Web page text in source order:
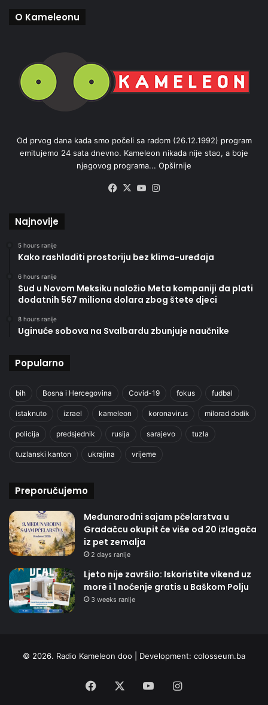
O Kameleonu
Od prvog dana kada smo počeli sa radom (26.12.1992) program
emitujemo 24 sata dnevno. Kameleon nikada nije stao, a boje
njegovog programa... Opširnije
Facebook
X YouTube
Najnovije
5 hours ranije
Kako rashladiti prostoriju bez klima-uređaja
6 hours ranije
Sud u Novom Meksiku naložio Meta kompaniji da plati
dodatnih 567 miliona dolara zbog štete djeci
8 hours ranije
Uginuće sobova na Svalbardu zbunjuje naučnike
Popularno
bih Bosna i Hercegovina Covid-19 fokus fudbal
istaknuto izrael kameleon koronavirus milorad dodik
policija predsjednik rusija sarajevo tuzla
tuzlanski kanton ukrajina vrijeme
Preporučujemo
Međunarodni sajam pčelarstva u
Gradačcu okupit će više od 20 izlagača
iz pet zemalja
2 days ranije
Ljeto nije završilo: Iskoristite vikend uz
more i 1 noćenje gratis u Baškom Polju
3 weeks ranije
© 2026. Radio Kameleon doo | Development: colosseum.ba
Facebook YouTubeInstagram